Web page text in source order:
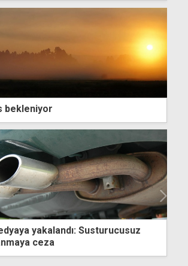
bekleniyor
yakalandı: Susturucusuz
ceza